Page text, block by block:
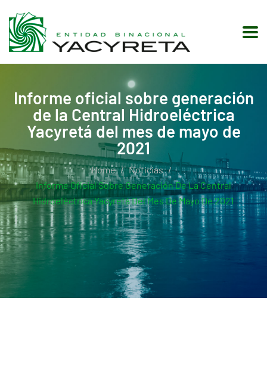
Informe oficial sobre generación
de la Central Hidroeléctrica
Yacyretá del mes de mayo de
2021
Home
Noticias
Informe Oficial Sobre Generación De La Central
Hidroeléctrica Yacyretá Del Mes De Mayo De 2021